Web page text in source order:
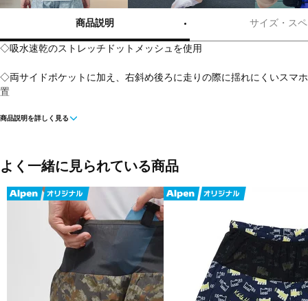
商品説明 サイズ・ス
◇吸水速乾のストレッチドットメッシュを使用
◇両サイドポケットに加え、右斜め後ろに走りの際に揺れにくいスマ
置
◇バックグラフィックロゴはリフレクター仕様
ブルー
■素材:ポリエステル 100%
■生産国:カンボジア
■2026年モデル
■メーカー型番：TRBM-3R3306SP
商品説明を詳しく見る
よく一緒に見られている商品